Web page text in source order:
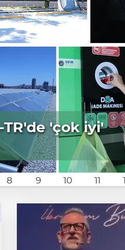
TR'de 'çok iyi'
8 9 10 11
Teröristler teslim
Hudutlarda 490 kişi